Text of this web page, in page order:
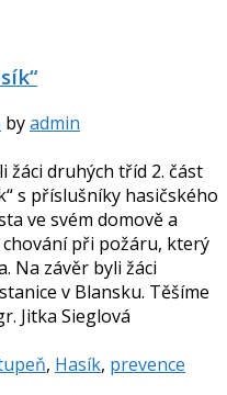
byadmin
žáci druhých tříd 2. část
s příslušníky hasičského
ve svém domově a
při požáru, který
Na závěr byli žáci
v Blansku. Těšíme
Jitka Sieglová
, Hasík, prevence